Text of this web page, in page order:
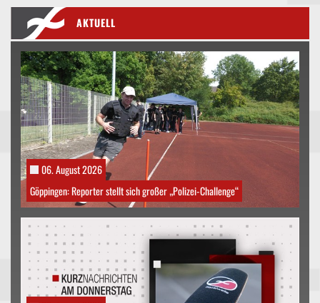
AKTUELL
06. August 2026
Göppingen: Reporter stellt sich großer „Polizei-Challenge“